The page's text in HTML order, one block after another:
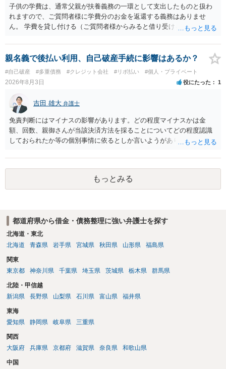
子供の学費は、通常父親が扶養義務の一環として支出したものと扱わ
れますので、ご質問者様に学費分のお金を返還する義務はありませ
ん。 学費を貸し付ける（ご質問者様からみると借り受ける）といった
ょう。
親名義で後払い利用、自己破産手続に影響はあるか？
#自己破産 #多重債務 #クレジット会社 #リボ払い #個人・プライベート
2026年8月3日 役にたった 1
吉田 雄大 弁護士
免責判断にはマイナスの影響があります。どの程度マイナスかは金
額、回数、親御さんが当該決済方法を採ることについてどの程度認識
しておられたか等の個別事情に依るとしか言いようがありません。 と
なって相談し、善後策を考えることをお勧めします。
もっとみる
都道府県から借金・債務整理に強い弁護士を探す
北海道・東北
北海道
青森県 岩手県 宮城県 秋田県 山形県 福島県
関東
東京都
神奈川県 千葉県 埼玉県 茨城県 栃木県 群馬県
北陸・甲信越
新潟県
長野県 山梨県 石川県 富山県 福井県
東海
愛知県
静岡県 岐阜県 三重県
関西
大阪府
兵庫県 京都府 滋賀県 奈良県 和歌山県
中国